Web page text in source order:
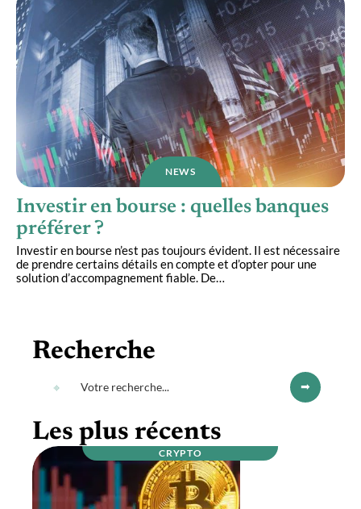
NEWS
Investir en bourse : quelles banques
préférer ?
Investir en bourse n’est pas toujours évident. Il est nécessaire
de prendre certains détails en compte et d’opter pour une
solution d’accompagnement fiable. De…
Recherche
Les plus récents
CRYPTO